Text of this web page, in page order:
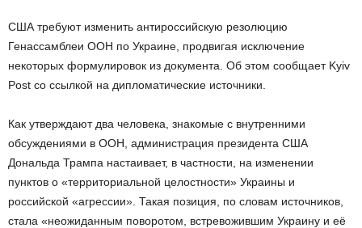
США требуют изменить антироссийскую резолюцию
Генассамблеи ООН по Украине, продвигая исключение
некоторых формулировок из документа. Об этом сообщает Kyiv
Post со ссылкой на дипломатические источники.
Как утверждают два человека, знакомые с внутренними
обсуждениями в ООН, администрация президента США
Дональда Трампа настаивает, в частности, на изменении
пунктов о «территориальной целостности» Украины и
российской «агрессии». Такая позиция, по словам источников,
стала «неожиданным поворотом, встревожившим Украину и её